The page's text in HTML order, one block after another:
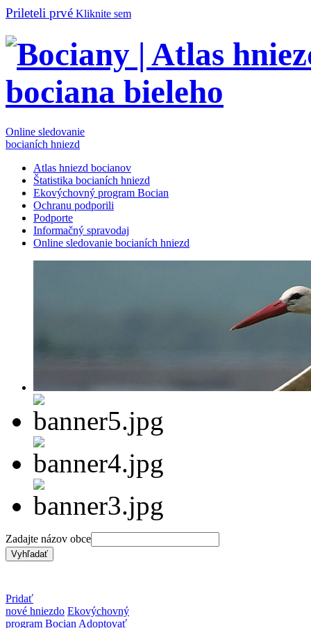
Prileteli prvé Kliknite sem
Online sledovanie
bocianích hniezd
Atlas hniezd bocianov
Štatistika bocianích hniezd
Ekovýchovný program Bocian
Ochranu podporili
Podporte
Informačný spravodaj
Online sledovanie bocianích hniezd
Zadajte názov obce
Pridať
nové hniezdo Ekovýchovný
program Bocian Adoptovať